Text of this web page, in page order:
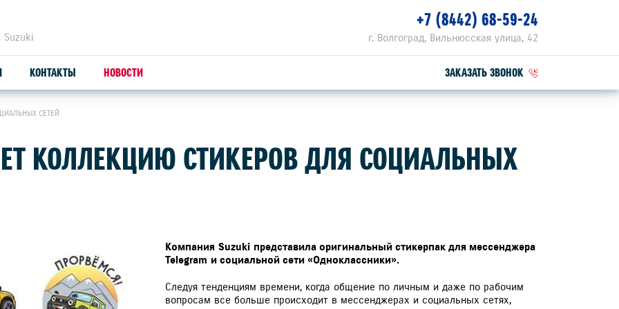
г. Волгоград, Вильнюсская улица, 42
+7 (8442) 68-59-24
ЗАПЧАСТИ И АКСЕССУАРЫ
КУЗОВНЫЕ ЗАПЧАСТИ И РЕМОНТ
УЗНАТЬ СТОИМОСТЬ ДЕТАЛИ
СПЕЦПРЕДЛОЖЕНИЯ
УСЛУГИ ШИНОМОНТАЖА
ВЫПОЛНЕНИИ ШИНОМОНТАЖА
КОНТАКТЫ НОВОСТИ ЗАКАЗАТЬ ЗВОНОК
СЕТЕЙ
КОЛЛЕКЦИЮ СТИКЕРОВ ДЛЯ СОЦИАЛЬНЫХ
Компания Suzuki представила оригинальный стикерпак для мессенджера
Telegram и социальной сети «Одноклассники».
Следуя тенденциям времени, когда общение по личным и даже по рабочим
вопросам все больше происходит в мессенджерах и социальных сетях,